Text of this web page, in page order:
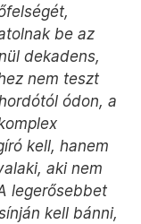
be az
dekadens,
nem teszt
ódon, a
kell, hanem
aki nem
legerősebbet
kell bánni,